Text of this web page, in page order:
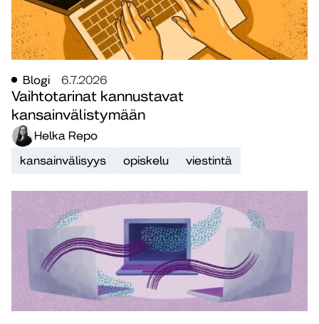
Blogi 6.7.2026
Vaihtotarinat kannustavat
kansainvälistymään
Helka Repo
kansainvälisyys
opiskelu viestintä